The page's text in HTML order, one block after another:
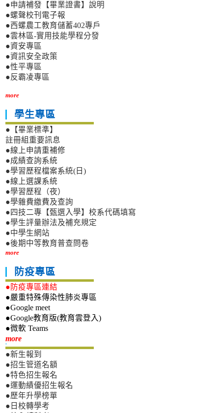
●申請補發【畢業證書】說明
●螺聲校刊電子報
●西螺農工教育儲蓄402專戶
●雲林區-實用技能學程分發
●資安專區
●資訊安全政策
●性平專區
●反霸凌專區
more
學生專區
●【畢業標準】
註冊組重要訊息
●線上申請重補修
●成績查詢系統
●學習歷程檔案系統(日)
●線上選課系統
●學習歷程（夜）
●學雜費繳費及查詢
●四技二專【甄選入學】校系代碼填寫
●學生評量辦法及補充規定
●中學生網站
●後期中等教育普查問卷
more
防疫專區
●防疫專區連結
●嚴重特殊傳染性肺炎專區
●Google meet
●Google教育版(教育雲登入)
●微軟 Teams
more新生專區
●新生報到
●招生管道名額
●特色招生報名
●運動績優招生報名
●歷年升學榜單
●日校轉學考